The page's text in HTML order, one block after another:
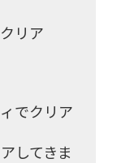
リア
でクリア
してきま